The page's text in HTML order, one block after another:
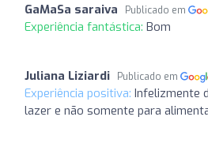
GaMaSa saraiva Publicado em
Experiência fantástica: Bom
Juliana Liziardi Publicado em
Experiência positiva: Infelizmente
lazer e não somente para